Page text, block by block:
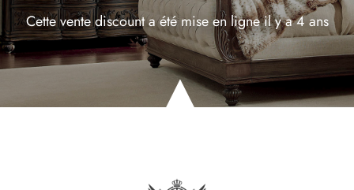
Cette vente discount a été mise en ligneil y a 4 ans